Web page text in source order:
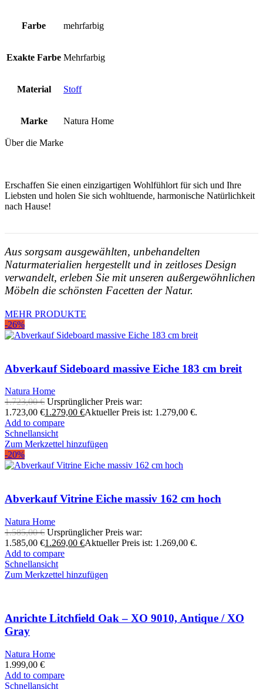
Farbe mehrfarbig
Exakte Farbe Mehrfarbig
Material Stoff
Marke Natura Home
Über die Marke
Erschaffen Sie einen einzigartigen Wohlfühlort für sich und Ihre
Liebsten und holen Sie sich wohltuende, harmonische Natürlichkeit
nach Hause!
Aus sorgsam ausgewählten, unbehandelten
Naturmaterialien hergestellt und in zeitloses Design
verwandelt, erleben Sie mit unseren außergewöhnlichen
Möbeln die schönsten Facetten der Natur.
MEHR PRODUKTE
-26%
Abverkauf Sideboard massive Eiche 183 cm breit
Natura Home
1.723,00€ Ursprünglicher Preis war:
1.723,00 €1.279,00 €Aktueller Preis ist: 1.279,00 €.
Add to compare
Schnellansicht
Zum Merkzettel hinzufügen
-20%
Abverkauf Vitrine Eiche massiv 162 cm hoch
Natura Home
1.585,00€ Ursprünglicher Preis war:
1.585,00 €1.269,00 €Aktueller Preis ist: 1.269,00 €.
Add to compare
Schnellansicht
Zum Merkzettel hinzufügen
Anrichte Litchfield Oak – XO 9010, Antique / XO
Gray
Natura Home
1.999,00 €
Add to compare
Schnellansicht